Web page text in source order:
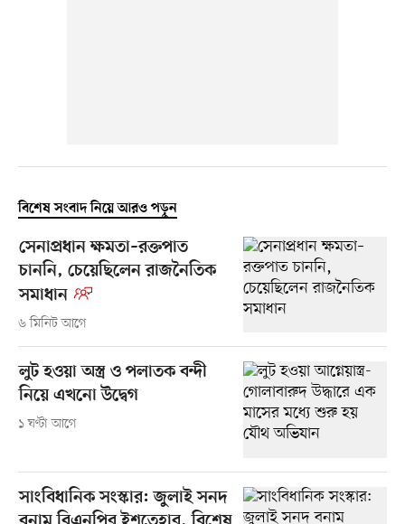
বিশেষ সংবাদ নিয়ে আরও পড়ুন
সেনাপ্রধান ক্ষমতা–রক্তপাত
চাননি, চেয়েছিলেন রাজনৈতিক
সমাধান
৬ মিনিট আগে
লুট হওয়া অস্ত্র ও পলাতক বন্দী
নিয়ে এখনো উদ্বেগ
১ ঘণ্টা আগে
সাংবিধানিক সংস্কার: জুলাই সনদ